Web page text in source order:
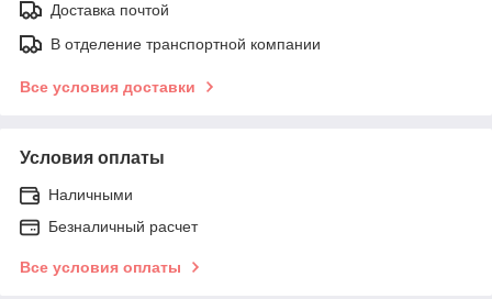
Доставка почтой
В отделение транспортной компании
Все условия доставки
Условия оплаты
Наличными
Безналичный расчет
Все условия оплаты